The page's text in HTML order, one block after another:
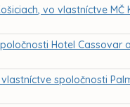
vo vlastníctve MČ
Hotel Cassovar
spoločnosti